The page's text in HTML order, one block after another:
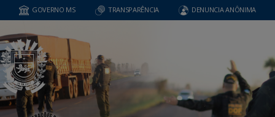
GOVERNO MS TRANSPARÊNCIA DENUNCIA ANÔNIMA